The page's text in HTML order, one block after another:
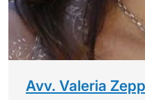
Avv. Valeria